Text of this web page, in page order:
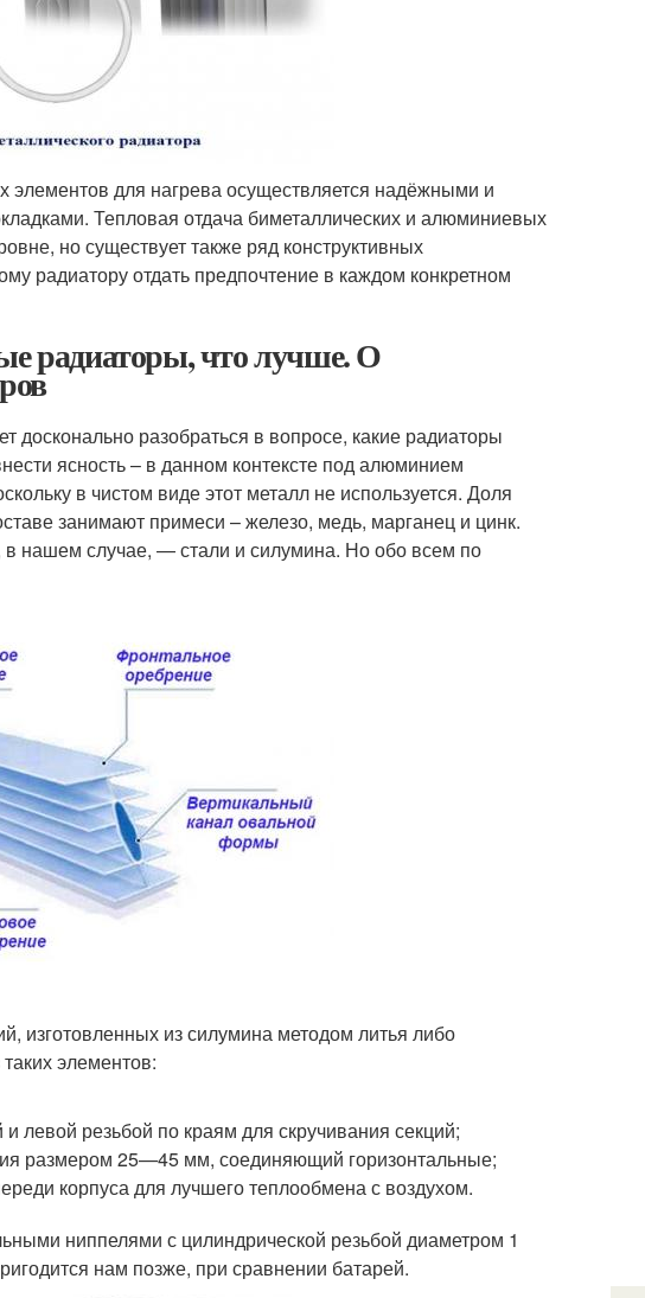
элементов для нагрева осуществляется надёжными и
Тепловая отдача биметаллических и алюминиевых
но существует также ряд конструктивных
радиатору отдать предпочтение в каждом конкретном
радиаторы, что лучше. О
разобраться в вопросе, какие радиаторы
ясность – в данном контексте под алюминием
в чистом виде этот металл не используется. Доля
занимают примеси – железо, медь, марганец и цинк.
в нашем случае, — стали и силумина. Но обо всем по
изготовленных из силумина методом литья либо
элементов:
резьбой по краям для скручивания секций;
размером 25—45 мм, соединяющий горизонтальные;
корпуса для лучшего теплообмена с воздухом.
ниппелями с цилиндрической резьбой диаметром 1
нам позже, при сравнении батарей.